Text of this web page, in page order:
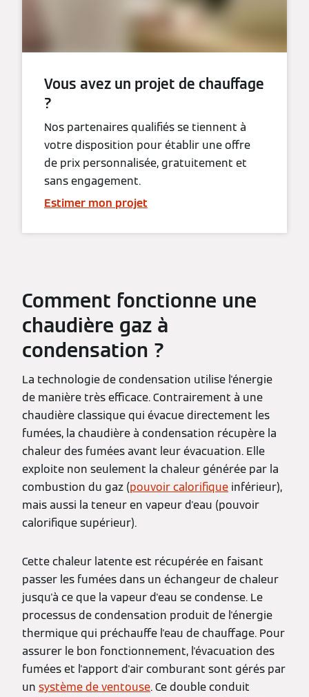
Vous avez un projet de chauffage
?
Nos partenaires qualifiés se tiennent à
votre disposition pour établir une offre
de prix personnalisée, gratuitement et
sans engagement.
Estimer mon projet
Comment fonctionne une
chaudière gaz à
condensation ?
La technologie de condensation utilise l'énergie
de manière très efficace. Contrairement à une
chaudière classique qui évacue directement les
fumées, la chaudière à condensation récupère la
chaleur des fumées avant leur évacuation. Elle
exploite non seulement la chaleur générée par la
combustion du gaz (pouvoir calorifique inférieur),
mais aussi la teneur en vapeur d'eau (pouvoir
calorifique supérieur).
Cette chaleur latente est récupérée en faisant
passer les fumées dans un échangeur de chaleur
jusqu'à ce que la vapeur d'eau se condense. Le
processus de condensation produit de l'énergie
thermique qui préchauffe l'eau de chauffage. Pour
assurer le bon fonctionnement, l'évacuation des
fumées et l'apport d'air comburant sont gérés par
un système de ventouse. Ce double conduit